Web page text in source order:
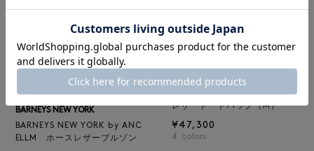
BARNEYS NEW YORK
BARNEYS NEW YORK by ANC
ELLM ホースレザーブルゾン
BARNEYS NEW YORK
レザートートバッグ（M）
¥47,300
4 colors